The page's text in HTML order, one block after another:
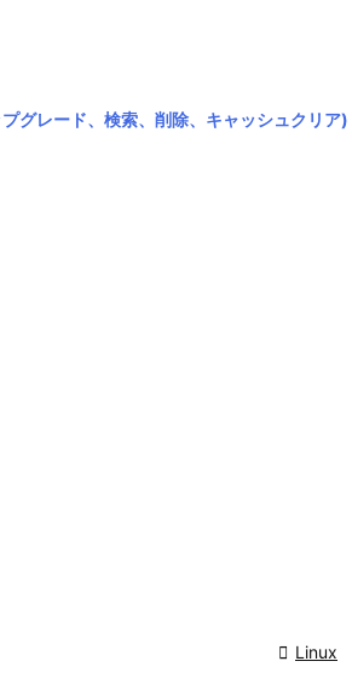
グレード、検索、削除、キャッシュクリア)
 Linux